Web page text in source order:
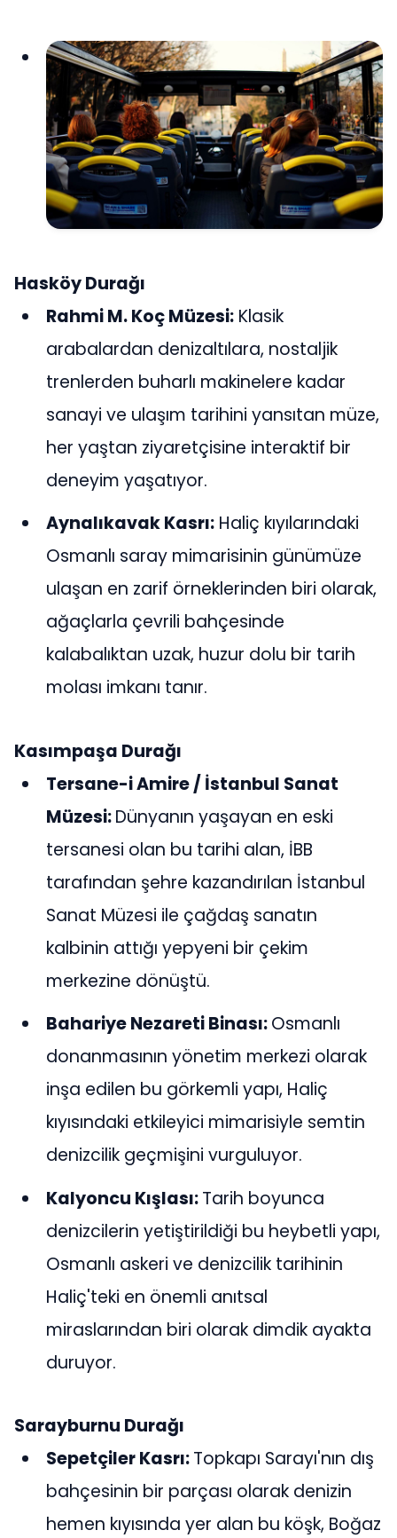
Hasköy Durağı
Rahmi M. Koç Müzesi: Klasik
arabalardan denizaltılara, nostaljik
trenlerden buharlı makinelere kadar
sanayi ve ulaşım tarihini yansıtan müze,
her yaştan ziyaretçisine interaktif bir
deneyim yaşatıyor.
Aynalıkavak Kasrı: Haliç kıyılarındaki
Osmanlı saray mimarisinin günümüze
ulaşan en zarif örneklerinden biri olarak,
ağaçlarla çevrili bahçesinde
kalabalıktan uzak, huzur dolu bir tarih
molası imkanı tanır.
Kasımpaşa Durağı
Tersane-i Amire / İstanbul Sanat
Müzesi:Dünyanın yaşayan en eski
tersanesi olan bu tarihi alan, İBB
tarafından şehre kazandırılan İstanbul
Sanat Müzesi ile çağdaş sanatın
kalbinin attığı yepyeni bir çekim
merkezine dönüştü.
Bahariye Nezareti Binası:Osmanlı
donanmasının yönetim merkezi olarak
inşa edilen bu görkemli yapı, Haliç
kıyısındaki etkileyici mimarisiyle semtin
denizcilik geçmişini vurguluyor.
Kalyoncu Kışlası:Tarih boyunca
denizcilerin yetiştirildiği bu heybetli yapı,
Osmanlı askeri ve denizcilik tarihinin
Haliç'teki en önemli anıtsal
miraslarından biri olarak dimdik ayakta
duruyor.
Sarayburnu Durağı
Sepetçiler Kasrı:Topkapı Sarayı'nın dış
bahçesinin bir parçası olarak denizin
hemen kıyısında yer alan bu köşk, Boğaz